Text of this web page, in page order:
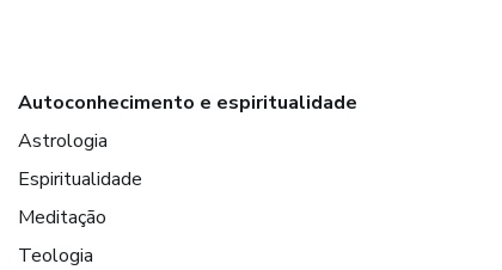
Autoconhecimento e espiritualidade
Astrologia
Espiritualidade
Meditação
Teologia